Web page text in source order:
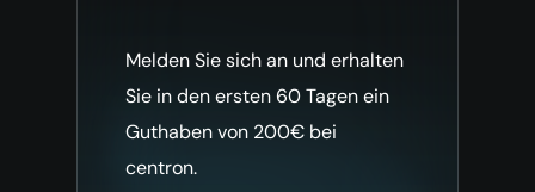
Melden Sie sich an und erhalten
Sie in den ersten 60 Tagen ein
Guthaben von 200€ bei
centron.